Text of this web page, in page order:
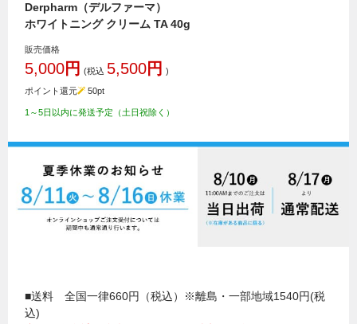
Derpharm（デルファーマ）
ホワイトニング クリーム TA 40g
販売価格
5,000円 (税込 5,500円 )
ポイント還元 50pt
1～5日以内に発送予定（土日祝除く）
■送料 全国一律660円（税込）※離島・一部地域1540円(税
込)